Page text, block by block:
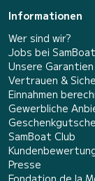
Informationen
Wer sind wir?
Jobs bei SamBoat
Unsere Garantien
Vertrauen &
Einnahmen
Gewerbliche
SamBoat Club
Presse